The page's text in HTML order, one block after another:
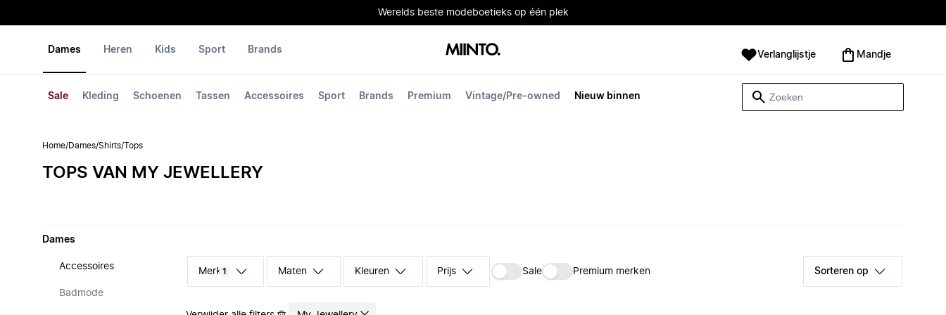
Werelds beste modeboetieks op één plek
Dames
Sale Kleding Schoenen Tassen Accessoires Sport Brands Premium Vintage/Pre-owned Nieuw binnen
Heren Kids Sport Brands Verlanglijstje Mandje
Home/Dames/Shirts/Tops
TOPS VAN MY JEWELLERY
Dames
Accessoires
Badmode
Merk 1 Maten Kleuren Prijs Sale Premium merken Sorteren op